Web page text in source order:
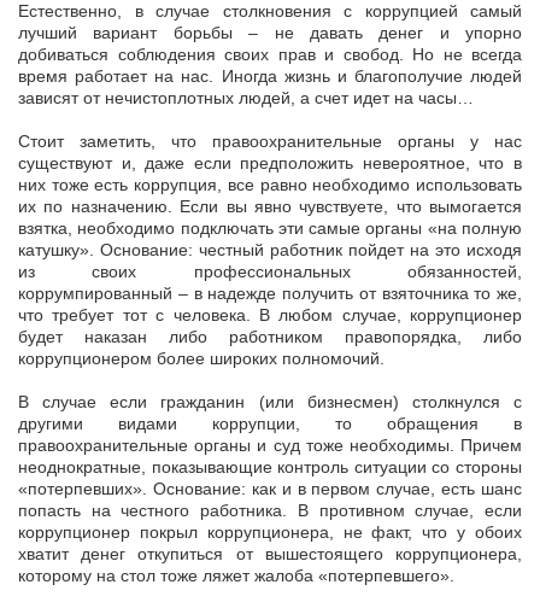
Естественно, в случае столкновения с коррупцией самый
лучший вариант борьбы – не давать денег и упорно
добиваться соблюдения своих прав и свобод. Но не всегда
время работает на нас. Иногда жизнь и благополучие людей
зависят от нечистоплотных людей, а счет идет на часы…
Стоит заметить, что правоохранительные органы у нас
существуют и, даже если предположить невероятное, что в
них тоже есть коррупция, все равно необходимо использовать
их по назначению. Если вы явно чувствуете, что вымогается
взятка, необходимо подключать эти самые органы «на полную
катушку». Основание: честный работник пойдет на это исходя
из своих профессиональных обязанностей,
коррумпированный – в надежде получить от взяточника то же,
что требует тот с человека. В любом случае, коррупционер
будет наказан либо работником правопорядка, либо
коррупционером более широких полномочий.
В случае если гражданин (или бизнесмен) столкнулся с
другими видами коррупции, то обращения в
правоохранительные органы и суд тоже необходимы. Причем
неоднократные, показывающие контроль ситуации со стороны
«потерпевших». Основание: как и в первом случае, есть шанс
попасть на честного работника. В противном случае, если
коррупционер покрыл коррупционера, не факт, что у обоих
хватит денег откупиться от вышестоящего коррупционера,
которому на стол тоже ляжет жалоба «потерпевшего».